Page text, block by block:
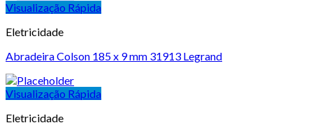
Visualização Rápida
Eletricidade
Abradeira Colson 185 x 9 mm 31913 Legrand
Visualização Rápida
Eletricidade